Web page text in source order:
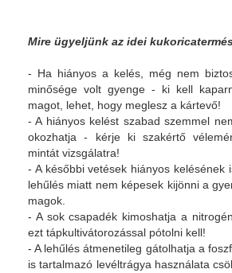
Mire ügyeljünk az idei
- Ha hiányos a kelés, még nem
minősége volt gyenge - ki kell
magot, lehet, hogy meglesz a kártevő!
- A hiányos kelést szabad szemmel
okozhatja - kérje ki szakértő
mintát vizsgálatra!
- A későbbi vetések hiányos kelésének
lehűlés miatt nem képesek kijönni a
magok.
- A sok csapadék kimoshatja a
ezt tápkultivátorozással pótolni kell!
- A lehűlés átmenetileg gátolhatja a
is tartalmazó levéltrágya használata